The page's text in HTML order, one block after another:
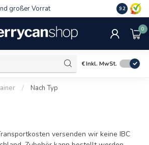
großer Vorrat 9.2
0
€Inkl. MwSt.
/ Nach Typ
versenden wir keine IBC